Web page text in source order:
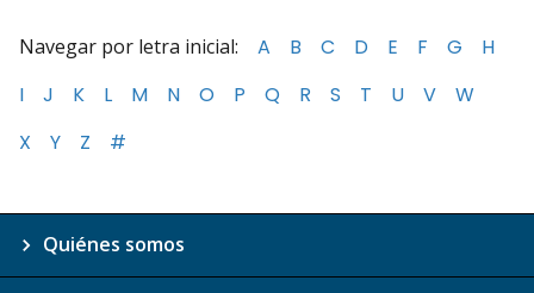
Navegar por letra inicial: A B C D E F G
H
I
J K L M N O P Q R S T U V
W
X
Y Z #
Quiénes somos